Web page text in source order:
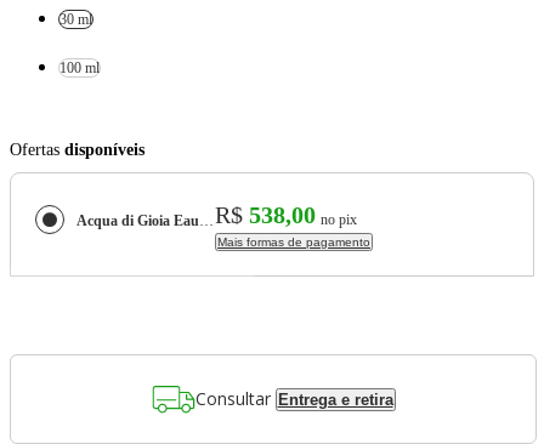
30 ml
100 ml
Ofertas disponíveis
Acqua di Gioia Eau de Parfum FemininoR$ 538,00 no pix
Mais formas de pagamento
Consultar Entrega e retira